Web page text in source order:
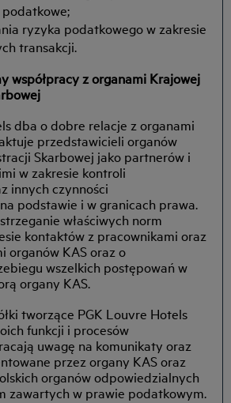
ryzyka podatkowego w zakresie
transakcji.
współpracy z organami Krajowej
dba o dobre relacje z organami
przedstawicieli organów
Skarbowej jako partnerów i
w zakresie kontroli
innych czynności
podstawie i w granicach prawa.
właściwych norm
kontaktów z pracownikami oraz
organów KAS oraz o
wszelkich postępowań w
organy KAS.
tworzące PGK Louvre Hotels
funkcji i procesów
uwagę na komunikaty oraz
przez organy KAS oraz
organów odpowiedzialnych
zawartych w prawie podatkowym.